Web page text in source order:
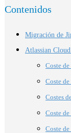
Contenidos
Migración de
Atlassian
Coste de
Coste
Costes
Coste
Coste